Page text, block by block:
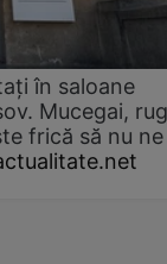
în saloane
Mucegai,
frică să nu ne